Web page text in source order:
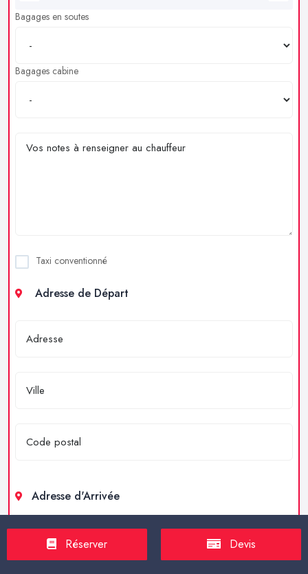
Bagages en soutes
Bagages cabine
Taxi conventionné
Adresse de Départ
Adresse d'Arrivée
Réserver Devis